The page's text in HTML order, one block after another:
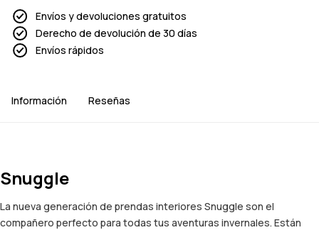
Envíos y devoluciones gratuitos
Derecho de devolución de 30 días
Envíos rápidos
Información Reseñas
Snuggle
La nueva generación de prendas interiores Snuggle son el
compañero perfecto para todas tus aventuras invernales. Están